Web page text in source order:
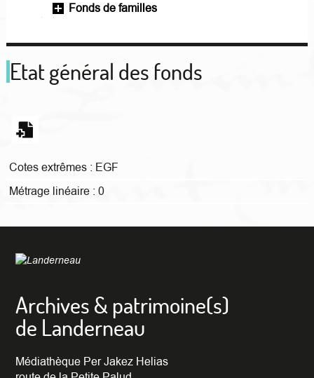
Fonds de familles
Etat général des fonds
Cotes extrêmes : EGF
Métrage linéaire : 0
Archives & patrimoine(s)
de Landerneau
Médiathèque Per Jakez Helias